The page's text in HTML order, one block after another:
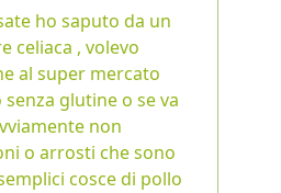
ho saputo da un
celiaca , volevo
al super mercato
glutine o se va
non
o arrosti che sono
cosce di pollo